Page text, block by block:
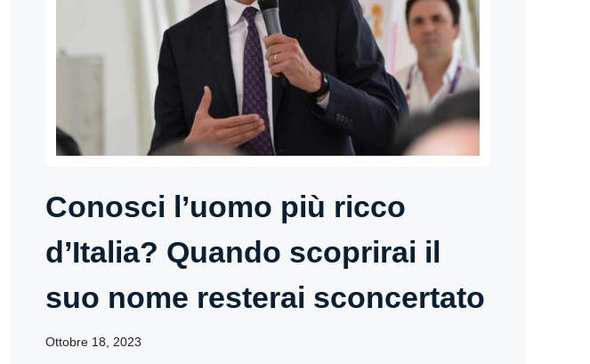
Conosci l’uomo più ricco
d’Italia? Quando scoprirai il
suo nome resterai sconcertato
Ottobre 18, 2023